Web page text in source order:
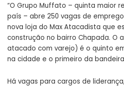
“O Grupo Muffato – quinta maior
país – abre 250 vagas de
nova loja do Max Atacadista que
construção no bairro Chapada. O
atacado com varejo) é o quinto
na cidade e o primeiro da
Há vagas para cargos de